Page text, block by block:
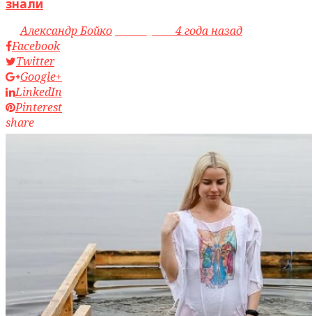
знали
byАлександр Бойко
4 года назад
Facebook
Twitter
Google+
LinkedIn
Pinterest
share